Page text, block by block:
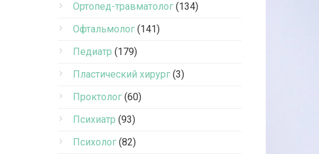
Ортопед-травматолог (134)
Офтальмолог (141)
Педиатр (179)
Пластический хирург (3)
Проктолог (60)
Психиатр (93)
Психолог (82)